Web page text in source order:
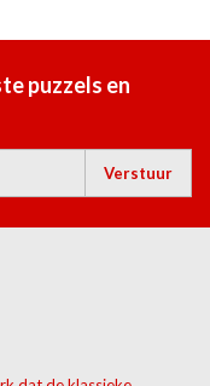
puzzels en
Verstuur